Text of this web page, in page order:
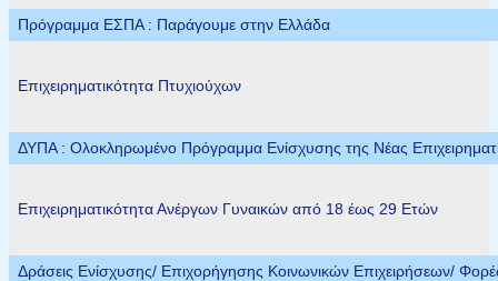
Πρόγραμμα ΕΣΠΑ : Παράγουμε στην Ελλάδα
Επιχειρηματικότητα Πτυχιούχων
ΔΥΠΑ : Ολοκληρωμένο Πρόγραμμα Ενίσχυσης της Νέας
Επιχειρηματικότητα Ανέργων Γυναικών από 18 έως 29 Ετών
Δράσεις Ενίσχυσης/ Επιχορήγησης Κοινωνικών Επιχειρήσεων/